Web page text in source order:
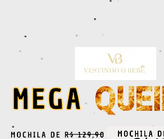
{ "data": [ { "event_name": "Purchase",
} ] "test_event_code:" "TEST79605" }